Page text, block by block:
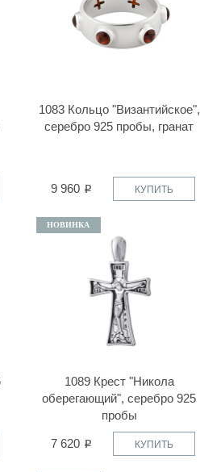
1083 Кольцо "Византийское",
серебро 925 пробы, гранат
9 960 КУПИТЬ
НОВИНКА
1089 Крест "Никола
оберегающий", серебро 925
пробы
7 620 КУПИТЬ